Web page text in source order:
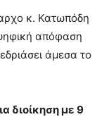
κ. Κατωπόδη
απόφαση
άμεσα το
διοίκηση με 9